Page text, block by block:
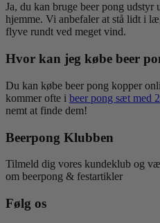
Ja, du kan bruge beer pong udstyr
hjemme. Vi anbefaler at stå lidt i
flyve rundt ved meget vind.
Hvor kan jeg købe beer
Du kan købe beer pong kopper
kommer ofte i beer pong sæt med
nemt at finde dem!
Beerpong Klubben
Tilmeld dig vores kundeklub og
om beerpong & festartikler
Følg os